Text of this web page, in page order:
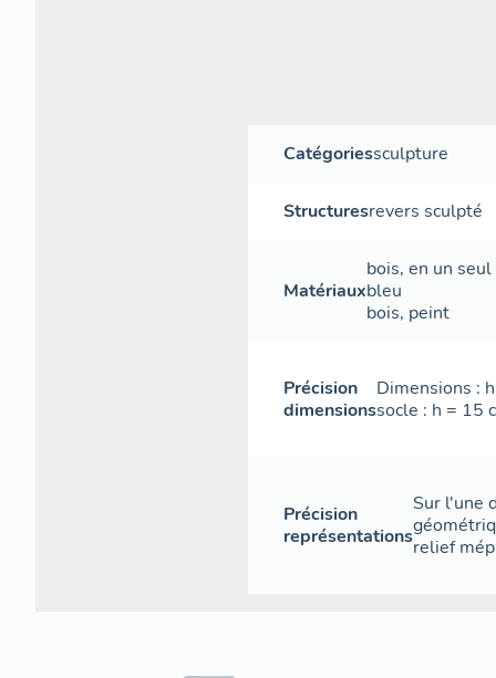
Catégoriessculpture
Structuresrevers sculpté
Matériaux
bois, en un
bleu
bois, peint
Précision
dimensions
Dimensions :
socle : h = 15
Précision
représentations
Sur l'une
relief